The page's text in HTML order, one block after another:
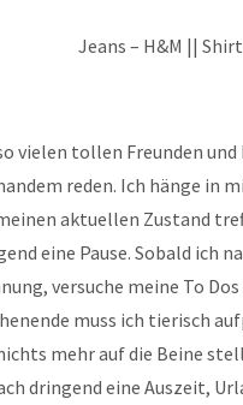
Jeans – H&M ||
vielen tollen Freunden
reden. Ich hänge in
aktuellen Zustand
eine Pause. Sobald ich
versuche meine To
muss ich tierisch
mehr auf die Beine
dringend eine Auszeit,